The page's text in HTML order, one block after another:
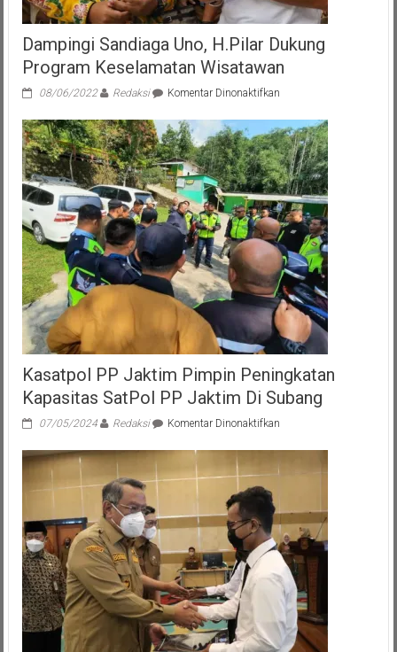
Dampingi Sandiaga Uno, H.Pilar Dukung
Program Keselamatan Wisatawan
08/06/2022 Redaksi Komentar Dinonaktifkanpada
Sandiaga
Uno,
H.Pilar
Dukung
Program
Keselamatan
Wisatawan
Kasatpol PP Jaktim Pimpin Peningkatan
Kapasitas SatPol PP Jaktim Di Subang
07/05/2024 Redaksi Komentar Dinonaktifkanpada
Jaktim
Kapasitas
SatPol
PP
Jaktim
Di
Subang